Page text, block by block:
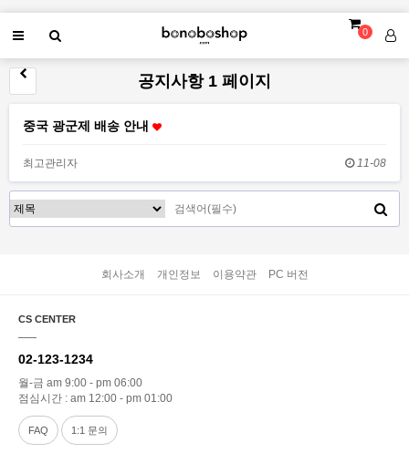
0
공지사항 1 페이지
중국 광군제 배송 안내
최고관리자 11-08
회사소개 개인정보 이용약관 PC 버전
CS CENTER
02-123-1234
월-금 am 9:00 - pm 06:00
점심시간 : am 12:00 - pm 01:00
FAQ 1:1 문의